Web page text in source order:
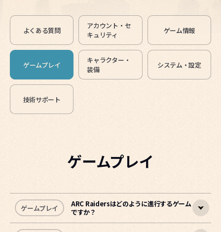
よくある質問
アカウント・セ
キュリティ
ゲーム情報
ゲームプレイ
キャラクター・
装備
システム・設定
技術サポート
ゲームプレイ
ゲームプレイ
ARC Raidersはどのように進行するゲーム
ですか？